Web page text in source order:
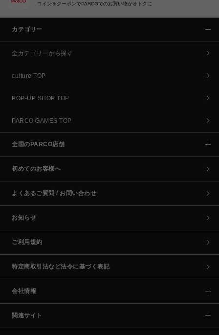
コイン＆クーポンでPARCOでのお買い物がオトクに
カテゴリー
全カテゴリーから探す
culture TOP
POP-UP SHOP TOP
PARCO GAMES TOP
全国のPARCO店舗
初めてのお客様へ
よくあるご質問 / お問い合わせ
お知らせ
ご利用規約
特定商取引法など法令に基づく表記
会社情報
関連サイト